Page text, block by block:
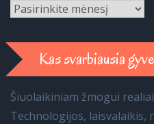
Archyvai
Kas svarbiausia
Šiuolaikiniam žmogui
Technologijos, laisvalaikis,